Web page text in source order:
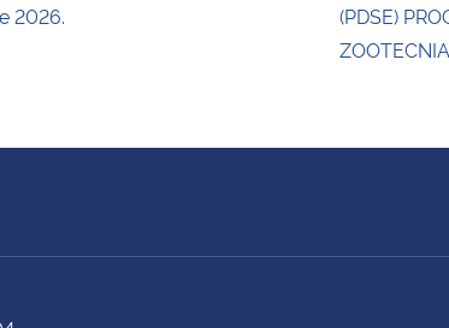
2026.
(PDSE)